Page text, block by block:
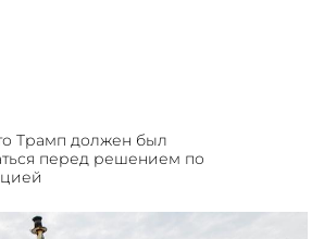
Трамп должен был
перед решением по